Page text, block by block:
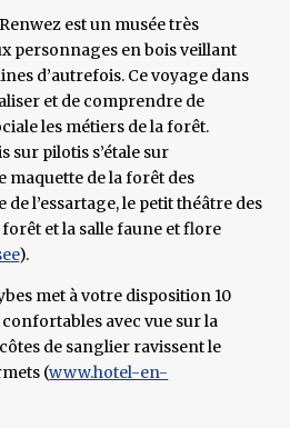
est un musée très
personnages en bois veillant
d’autrefois. Ce voyage dans
et de comprendre de
les métiers de la forêt.
sur pilotis s’étale sur
maquette de la forêt des
l’essartage, le petit théâtre des
et la salle faune et flore
).
met à votre disposition 10
avec vue sur la
de sanglier ravissent le
(www.hotel-en-